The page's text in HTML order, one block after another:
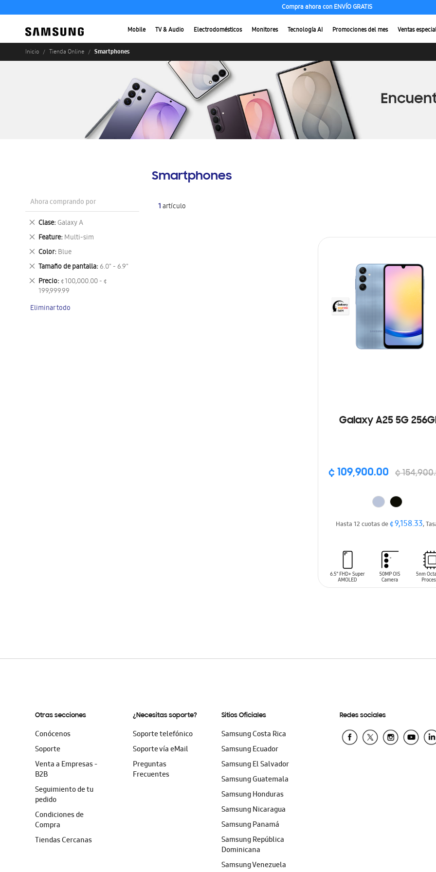
Compra ahora con ENVÍO GRATIS
Mobile TV & Audio Electrodomésticos Monitores Tecnología AI Promociones del mes Ventas
Inicio Tienda Online Smartphones
Smartphones
1artículo
Galaxy A25 5G
¢ 109,900.00 ¢
Hasta 12 cuotas de¢ 9,158.33,
Ahora comprando por
Clase Galaxy A
Eliminar
este
artículo
Feature Multi-sim
Eliminar
este
artículo
Color Blue
Eliminar
este
artículo
Tamaño de pantalla 6.0" - 6.9"
Eliminar
este
artículo
Precio ¢ 100,000.00 - ¢
199,999.99
Eliminar
este
Eliminar todo
Otras secciones
Conócenos
Soporte
Venta a Empresas -
B2B
Seguimiento de tu
pedido
Condiciones de
Compra
Tiendas Cercanas
¿Necesitas soporte?
Soporte telefónico
Soporte vía eMail
Preguntas
Frecuentes
Sitios Oficiales
Samsung Costa Rica
Samsung Ecuador
Samsung El Salvador
Samsung Guatemala
Samsung Honduras
Samsung Nicaragua
Samsung Panamá
Samsung República
Dominicana
Samsung Venezuela
Redes sociales